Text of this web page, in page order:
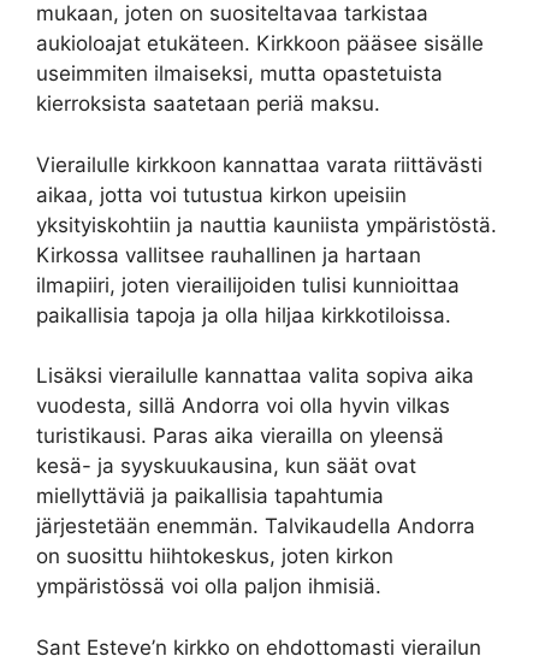
mukaan, joten on suositeltavaa tarkistaa
aukioloajat etukäteen. Kirkkoon pääsee sisälle
useimmiten ilmaiseksi, mutta opastetuista
kierroksista saatetaan periä maksu.
Vierailulle kirkkoon kannattaa varata riittävästi
aikaa, jotta voi tutustua kirkon upeisiin
yksityiskohtiin ja nauttia kauniista ympäristöstä.
Kirkossa vallitsee rauhallinen ja hartaan
ilmapiiri, joten vierailijoiden tulisi kunnioittaa
paikallisia tapoja ja olla hiljaa kirkkotiloissa.
Lisäksi vierailulle kannattaa valita sopiva aika
vuodesta, sillä Andorra voi olla hyvin vilkas
turistikausi. Paras aika vierailla on yleensä
kesä- ja syyskuukausina, kun säät ovat
miellyttäviä ja paikallisia tapahtumia
järjestetään enemmän. Talvikaudella Andorra
on suosittu hiihtokeskus, joten kirkon
ympäristössä voi olla paljon ihmisiä.
Sant Esteve’n kirkko on ehdottomasti vierailun